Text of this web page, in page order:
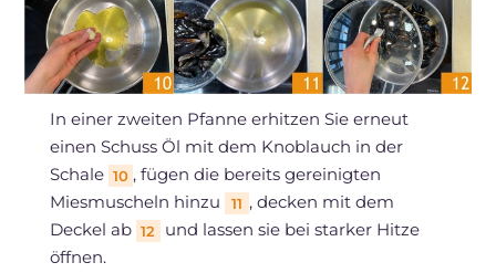
In einer zweiten Pfanne erhitzen Sie erneut
einen Schuss Öl mit dem Knoblauch in der
Schale 10 , fügen die bereits gereinigten
Miesmuscheln hinzu
11 , decken mit dem
Deckel ab 12
und lassen sie bei starker Hitze
öffnen.